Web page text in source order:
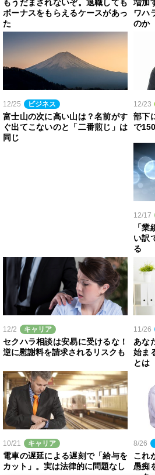
もうだまされないぞ。退職しても
ボーナスをもらえるケースがあっ
た
増加
ワハ
のか
12/25 ビジネス
富士山の次に高い山は？名前がす
ぐ出てこないのと「二番煎じ」は
同じ
12/23
部下
で
12/17
「
い訳
る
12/2 キャリア
セクハラ相談は安易に受けるな！
逆に慰謝料を請求されるリスクも
11/26
あな
始ま
とは
10/21 キャリア
電車の遅延による遅刻で「給与を
カット」。実は法律的に問題なし
8/26
これ
愚痴